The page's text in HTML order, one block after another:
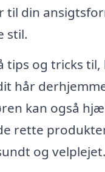
til din
stil.
tips og tricks
hår
kan også
rette
og velplejet.